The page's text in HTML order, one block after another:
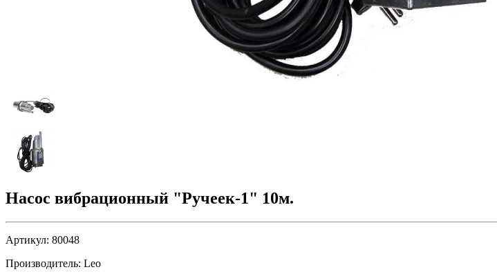
Насос вибрационный "Ручеек-1" 10м.
Артикул: 80048
Производитель: Leo